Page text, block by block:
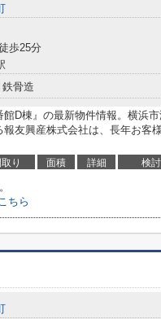
歩25分
鉄骨造
D棟』の最新物件情報。横浜
友興産株式会社は、長年お客
り 面積 詳細 検
ちら